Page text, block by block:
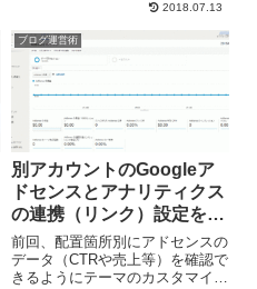
とは最適（だと思われる）箇所へ
アドセンスを表示してくれて便利
です。ですが、このままだとどこ
に配置した広告...
2018.07.13
ブログ運営術
別アカウントのGoogleア
ドセンスとアナリティクス
の連携（リンク）設定をす
る手順
前回、配置箇所別にアドセンスの
データ（CTRや売上等）を確認で
きるようにテーマのカスタマイズ